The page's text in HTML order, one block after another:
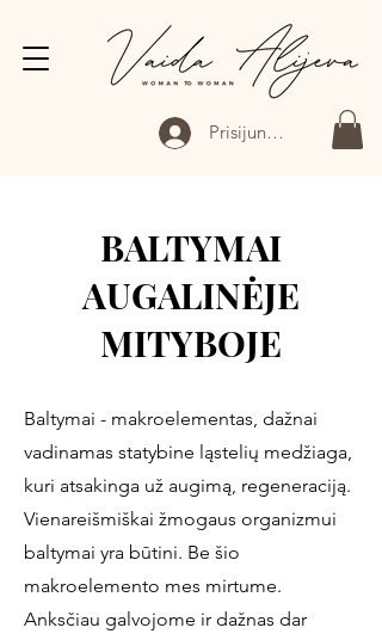
Prisijungti
BALTYMAI
AUGALINĖJE
MITYBOJE
Baltymai - makroelementas, dažnai
vadinamas statybine ląstelių medžiaga,
kuri atsakinga už augimą, regeneraciją.
Vienareišmiškai žmogaus organizmui
baltymai yra būtini. Be šio
makroelemento mes mirtume.
Anksčiau galvojome ir dažnas dar